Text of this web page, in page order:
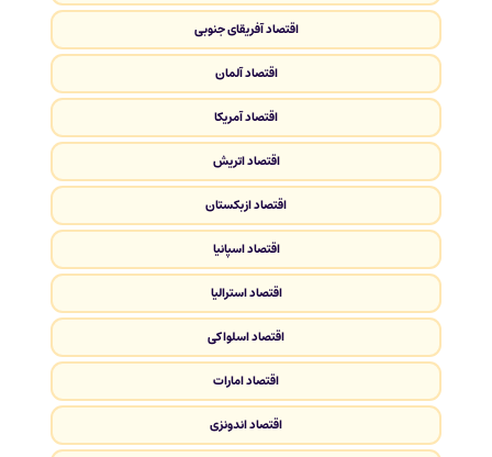
اقتصاد آفریقای جنوبی
اقتصاد آلمان
اقتصاد آمریکا
اقتصاد اتریش
اقتصاد ازبکستان
اقتصاد اسپانیا
اقتصاد استرالیا
اقتصاد اسلواکی
اقتصاد امارات
اقتصاد اندونزی